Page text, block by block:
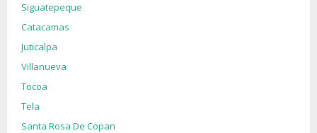
Siguatepeque
Catacamas
Juticalpa
Villanueva
Tocoa
Tela
Santa Rosa De Copan